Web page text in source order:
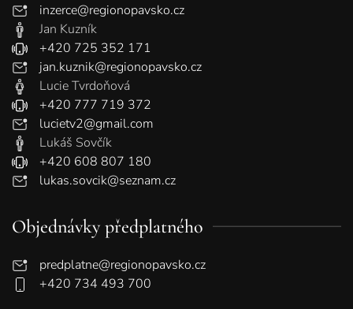
inzerce@regionopavsko.cz
Jan Kuzník
+420 725 352 171
jan.kuznik@regionopavsko.cz
Lucie Tvrdoňová
+420 777 719 372
lucietv2@gmail.com
Lukáš Sovčík
+420 608 807 180
lukas.sovcik@seznam.cz
Objednávky předplatného
predplatne@regionopavsko.cz
+420 734 493 700